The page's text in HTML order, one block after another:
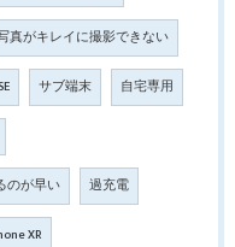
真がキレイに撮影できない
サブ端末 自宅専用
のが早い 過充電
XR